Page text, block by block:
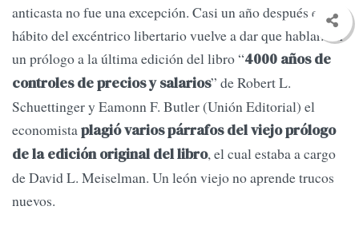
anticasta no fue una excepción. Casi un año después el
hábito del excéntrico libertario vuelve a dar que hablar. En
un prólogo a la última edición del libro “4000 años de
controles de precios y salarios” de Robert L.
Schuettinger y Eamonn F. Butler (Unión Editorial) el
economistaplagió varios párrafos del viejo prólogo
de la edición original del libro, el cual estaba a cargo
de David L. Meiselman. Un león viejo no aprende trucos
nuevos.